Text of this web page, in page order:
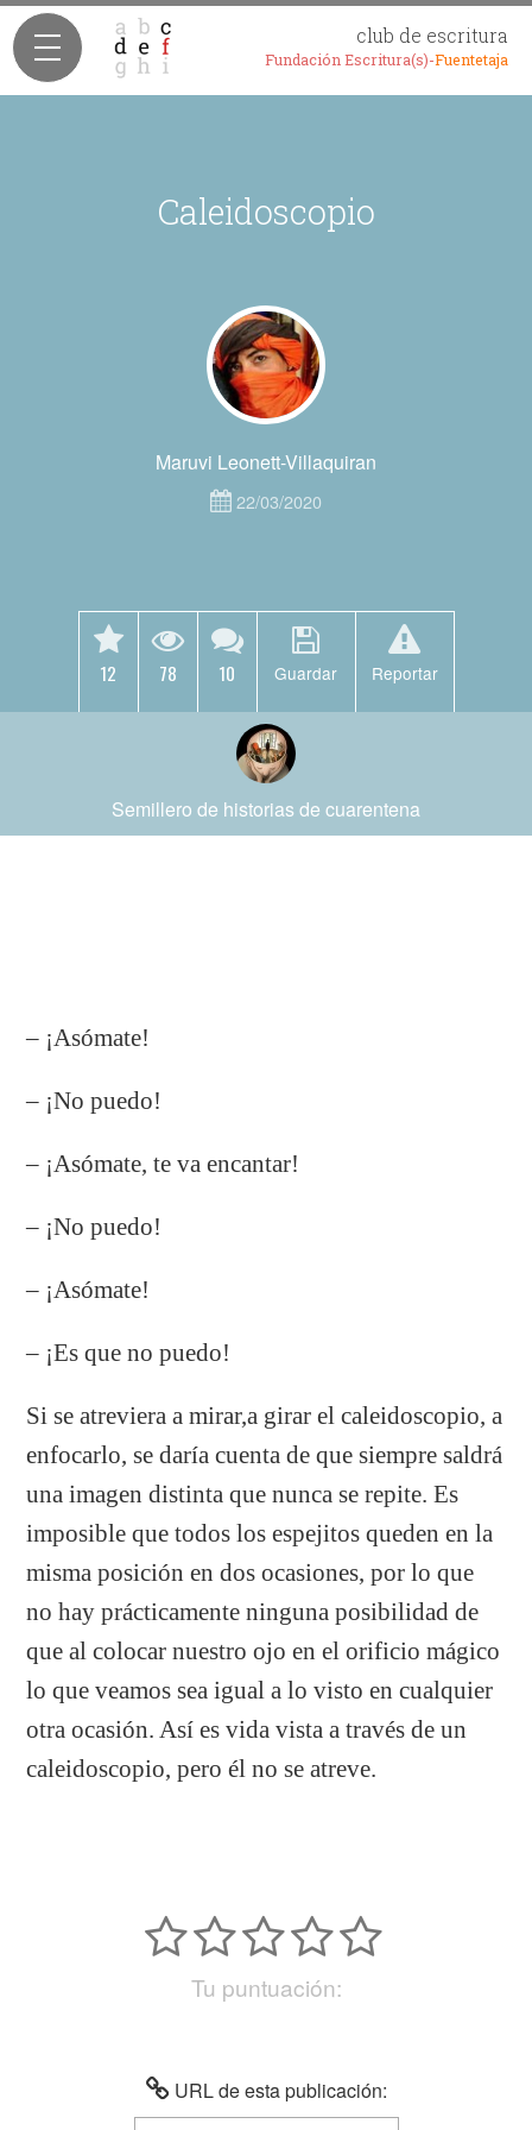
club de escritura
Fundación Escritura(s)-Fuentetaja
Caleidoscopio
Maruvi Leonett-Villaquiran
22/03/2020
12 78 10 Guardar Reportar
Semillero de historias de cuarentena
– ¡Asómate!
– ¡No puedo!
– ¡Asómate, te va encantar!
– ¡No puedo!
– ¡Asómate!
– ¡Es que no puedo!
Si se atreviera a mirar,a girar el caleidoscopio, a
enfocarlo, se daría cuenta de que siempre saldrá
una imagen distinta que nunca se repite. Es
imposible que todos los espejitos queden en la
misma posición en dos ocasiones, por lo que
no hay prácticamente ninguna posibilidad de
que al colocar nuestro ojo en el orificio mágico
lo que veamos sea igual a lo visto en cualquier
otra ocasión. Así es vida vista a través de un
caleidoscopio, pero él no se atreve.
Tu puntuación:
URL de esta publicación: